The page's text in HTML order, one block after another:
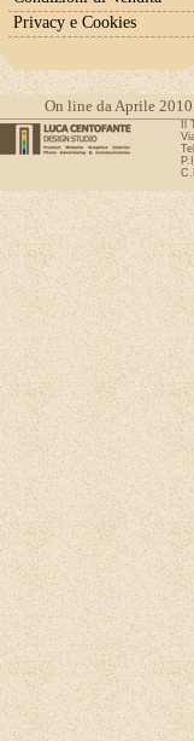
Privacy e Cookies
On line da Aprile
Il